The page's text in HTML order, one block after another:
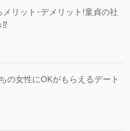
リット･デメリット!︎童貞の社
⁉︎
の女性にOKがもらえるデート